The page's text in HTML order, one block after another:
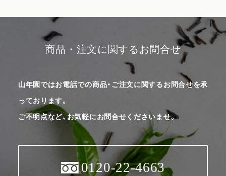
商品・注文に関するお問合せ
山年園ではお電話での商品・ご注文に関するお問合せを承
っております。
ご不明点など、お気軽にお問合せくださいませ。
0120-22-4663